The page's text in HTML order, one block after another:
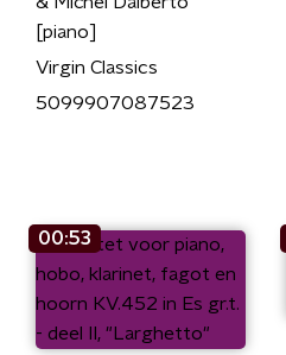
[piano]
Virgin Classics
5099907087523
00:53